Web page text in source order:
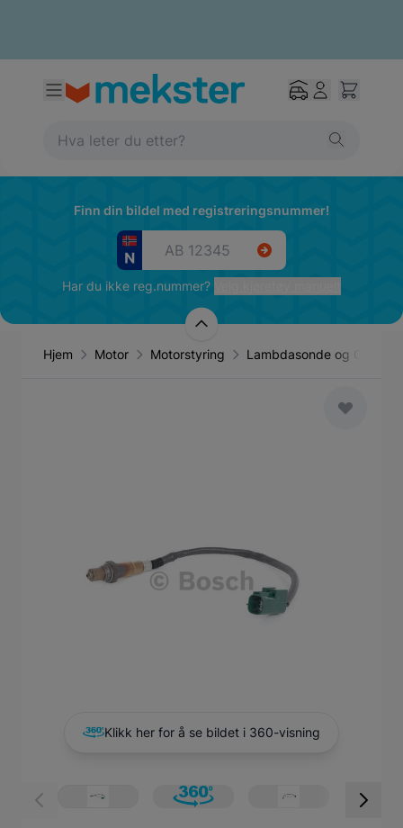
Finn din bildel med registreringsnummer!
Har du ikke reg.nummer?
Hjem Motor Motorstyring Lambdasonde og O2-
Klikk her for å se bildet i 360-visning
View larger image
View larger image
View larger